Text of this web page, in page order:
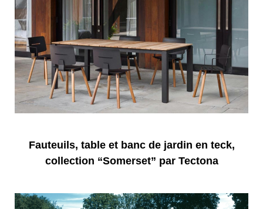
Fauteuils, table et banc de jardin en teck,
collection “Somerset” par Tectona